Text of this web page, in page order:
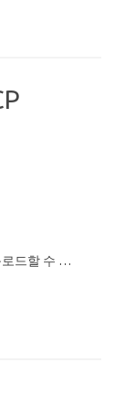
로드할 수 …